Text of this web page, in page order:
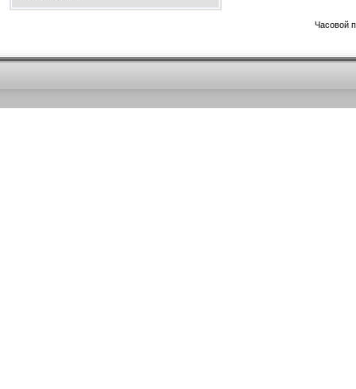
Часовой